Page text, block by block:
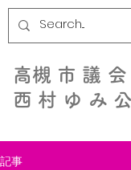
高槻市議
西村ゆみ
記事